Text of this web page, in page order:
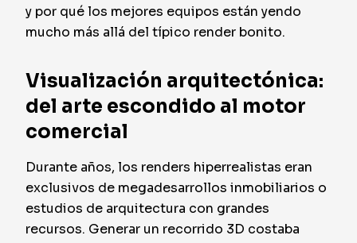
y por qué los mejores equipos están yendo
mucho más allá del típico render bonito.
Visualización arquitectónica:
del arte escondido al motor
comercial
Durante años, los renders hiperrealistas eran
exclusivos de megadesarrollos inmobiliarios o
estudios de arquitectura con grandes
recursos. Generar un recorrido 3D costaba